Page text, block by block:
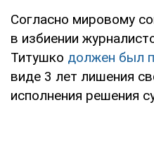
Согласно мировому
в избиении
Титушко должен был
виде 3 лет лишения
исполнения решения